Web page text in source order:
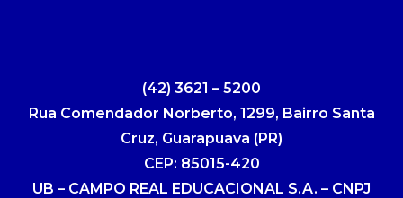
(42) 3621 – 5200
Rua Comendador Norberto, 1299, Bairro Santa
Cruz, Guarapuava (PR)
CEP: 85015-420
UB – CAMPO REAL EDUCACIONAL S.A. – CNPJ